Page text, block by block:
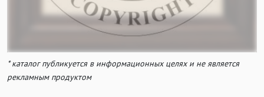
* каталог публикуется в информационных целях и не является
рекламным продуктом